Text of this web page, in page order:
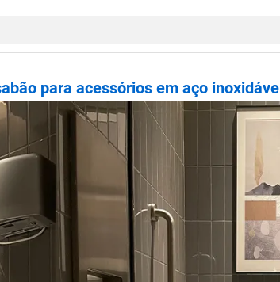
para acessórios em aço inoxidável